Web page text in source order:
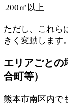
200㎡以上
ただし、これら
きく変動します。
エリアごとの
合町等）
熊本市南区内で